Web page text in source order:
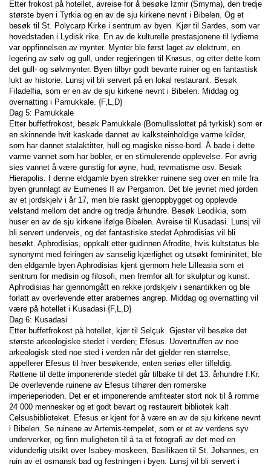
Etter frokost på hotellet, avreise for å besøke Izmir (Smyrna), den tredje
største byen i Tyrkia og en av de sju kirkene nevnt i Bibelen. Og et
besøk til St. Polycarp Kirke i sentrum av byen. Kjør til Sardes, som var
hovedstaden i Lydisk rike. En av de kulturelle prestasjonene til lydierne
var oppfinnelsen av mynter. Mynter ble først laget av elektrum, en
legering av sølv og gull, under regjeringen til Krøsus, og etter dette kom
det gull- og sølvmynter. Byen tilbyr godt bevarte ruiner og en fantastisk
lukt av historie. Lunsj vil bli servert på en lokal restaurant. Besøk
Filadelfia, som er en av de sju kirkene nevnt i Bibelen. Middag og
overnatting i Pamukkale. {F,L,D}
Dag 5: Pamukkale
Etter buffetfrokost, besøk Pamukkale (Bomullsslottet på tyrkisk) som er
en skinnende hvit kaskade dannet av kalksteinholdige varme kilder,
som har dannet stalaktitter, hull og magiske nisse-bord. Å bade i dette
varme vannet som har bobler, er en stimulerende opplevelse. For øvrig
sies vannet å være gunstig for øyne, hud, revmatisme osv. Besøk
Hierapolis. I denne eldgamle byen strekker ruinene seg over en mile fra
byen grunnlagt av Eumenes II av Pergamon. Det ble jevnet med jorden
av et jordskjelv i år 17, men ble raskt gjenoppbygget og opplevde
velstand mellom det andre og tredje århundre. Besøk Leodikia, som
huser en av de sju kirkene ifølge Bibelen. Avreise til Kusadasi. Lunsj vil
bli servert underveis, og det fantastiske stedet Aphrodisias vil bli
besøkt. Aphrodisias, oppkalt etter gudinnen Afrodite, hvis kultstatus ble
synonymt med feiringen av sanselig kjærlighet og utsøkt femininitet, ble
den eldgamle byen Aphrodisias kjent gjennom hele Lilleasia som et
sentrum for medisin og filosofi, men fremfor alt for skulptur og kunst.
Aphrodisias har gjennomgått en rekke jordskjelv i senantikken og ble
forlatt av overlevende etter arabernes angrep. Middag og overnatting vil
være på hotellet i Kusadasi {F,L,D}
Dag 6: Kusadasi
Etter buffetfrokost på hotellet, kjør til Selçuk. Gjester vil besøke det
største arkeologiske stedet i verden; Efesus. Uovertruffen av noe
arkeologisk sted noe sted i verden når det gjelder ren størrelse,
appellerer Efesus til hver besøkende, enten seriøs eller tilfeldig.
Røttene til dette imponerende stedet går tilbake til det 13. århundre f.Kr.
De overlevende ruinene av Efesus tilhører den romerske
imperieperioden. Det er et imponerende amfiteater stort nok til å romme
24 000 mennesker og et godt bevart og restaurert bibliotek kalt
Celsusbiblioteket. Efesus er kjent for å være en av de sju kirkene nevnt
i Bibelen. Se ruinene av Artemis-tempelet, som er et av verdens syv
underverker, og finn muligheten til å ta et fotografi av det med en
vidunderlig utsikt over Isabey-moskeen, Basilikaen til St. Johannes, en
ruin av et osmansk bad og festningen i byen. Lunsj vil bli servert i